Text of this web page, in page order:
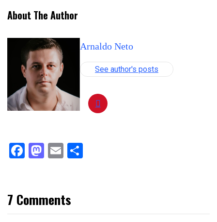
About The Author
Arnaldo Neto
See author's posts
Facebook
Mastodon
Email
7 Comments